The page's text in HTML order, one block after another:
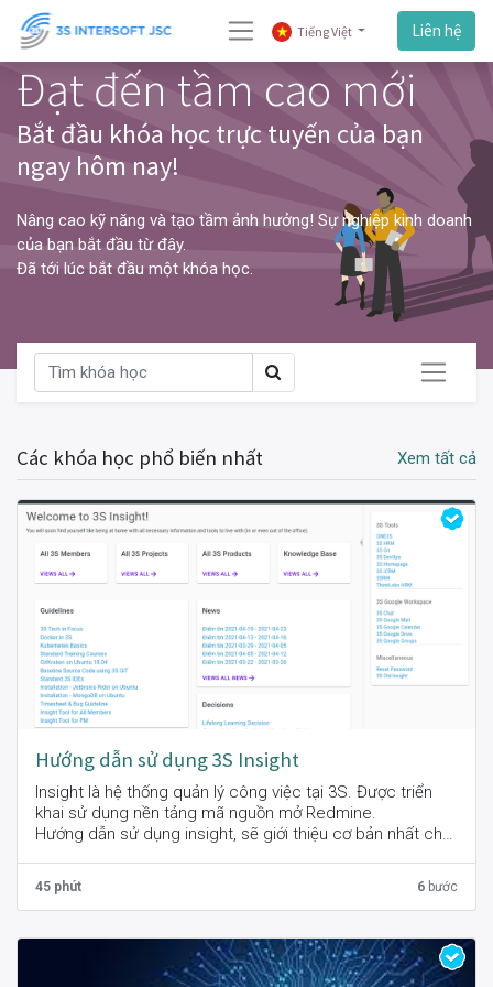
Tiếng Việt Liên hệ
Đạt đến tầm cao mới
Bắt đầu khóa học trực tuyến của bạn
ngay hôm nay!
Nâng cao kỹ năng và tạo tầm ảnh hưởng! Sự nghiệp kinh doanh
của bạn bắt đầu từ đây.
Đã tới lúc bắt đầu một khóa học.
Xem tất cả
Các khóa học phổ biến nhất
Hướng dẫn sử dụng 3S Insight
Insight là hệ thống quản lý công việc tại 3S. Được triển
khai sử dụng nền tảng mã nguồn mở Redmine.
Hướng dẫn sử dụng insight, sẽ giới thiệu cơ bản nhất cho
Timesheet cho công việc của mình. Nội dung gồm có:
1. Màn hình Home: Chức các thông tin chung như
Guidline, 3S Tool, Quyết định, Nội quy công ty
2. Quản trị dự án
3. Cách tạo và edit Issues
4. Cách Log Timesheet:
45 phút 6 bước